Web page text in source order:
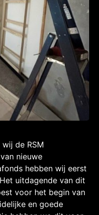
wij de RSM
nieuwe
hebben wij eerst
uitdagende van dit
voor het begin van
en goede